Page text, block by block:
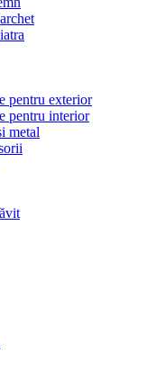
pentru exterior
pentru interior
metal